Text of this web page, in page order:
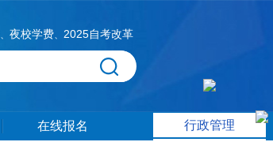
、 夜校学费、 2025自考改革
在线报名
行政管理